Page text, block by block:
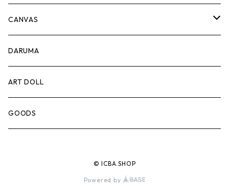
complete set
豆皿
蕎麦猪口
徳利
CANVAS
PRINT
DARUMA
ART DOLL
GOODS
© ICBA.SHOP
Powered by